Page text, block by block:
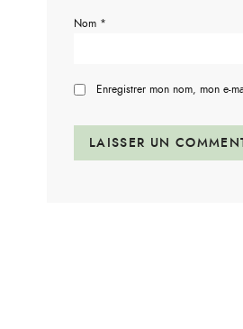
Nom *
Enregistrer mon nom, mon e-